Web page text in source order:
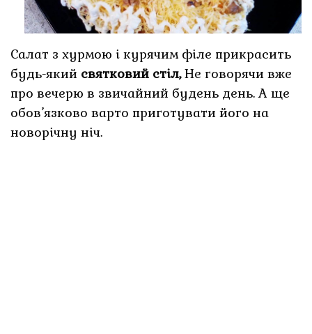
Салат з хурмою і курячим філе прикрасить
будь-який святковий стіл,Не говорячи вже
про вечерю в звичайний будень день. А ще
обов’язково варто приготувати його на
новорічну ніч.